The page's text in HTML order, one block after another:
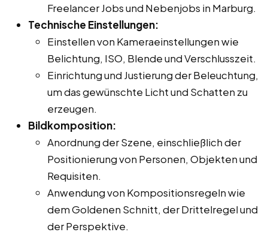
Freelancer Jobs und Nebenjobs in Marburg.
Technische Einstellungen:
Einstellen von Kameraeinstellungen wie
Belichtung, ISO, Blende und Verschlusszeit.
Einrichtung und Justierung der Beleuchtung,
um das gewünschte Licht und Schatten zu
erzeugen.
Bildkomposition:
Anordnung der Szene, einschließlich der
Positionierung von Personen, Objekten und
Requisiten.
Anwendung von Kompositionsregeln wie
dem Goldenen Schnitt, der Drittelregel und
der Perspektive.